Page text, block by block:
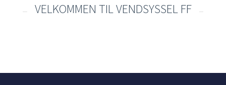
VELKOMMEN TIL VENDSYSSEL FF